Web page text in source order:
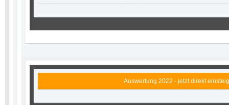
Auswertung 2022 - jetzt direkt